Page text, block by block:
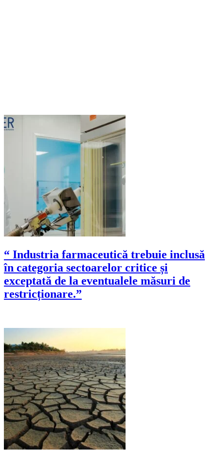
“ Industria farmaceutică trebuie inclusă
în categoria sectoarelor critice și
exceptată de la eventualele măsuri de
restricționare.”